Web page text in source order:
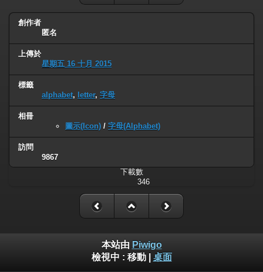
創作者
匿名
上傳於
星期五 16 十月 2015
標籤
alphabet, letter, 字母
相冊
圖示(Icon) / 字母(Alphabet)
訪問
9867
下載數
346
本站由 Piwigo
檢視中 : 移動| 桌面